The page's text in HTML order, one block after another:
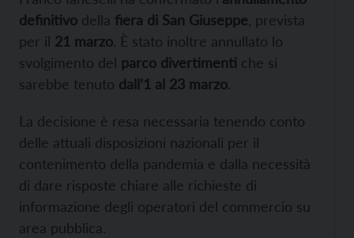
definitivo della fiera di San Giuseppe , prevista
per il 21 marzo. È stato inoltre annullato lo
svolgimento del parco divertimenti che si
sarebbe tenuto dall’1 al 23 marzo.
La decisione è resa necessaria tenendo conto
delle attuali disposizioni nazionali per il
contenimento della pandemia e dalla necessità
di dare risposte chiare alle richieste di
informazione degli operatori del commercio su
area pubblica.